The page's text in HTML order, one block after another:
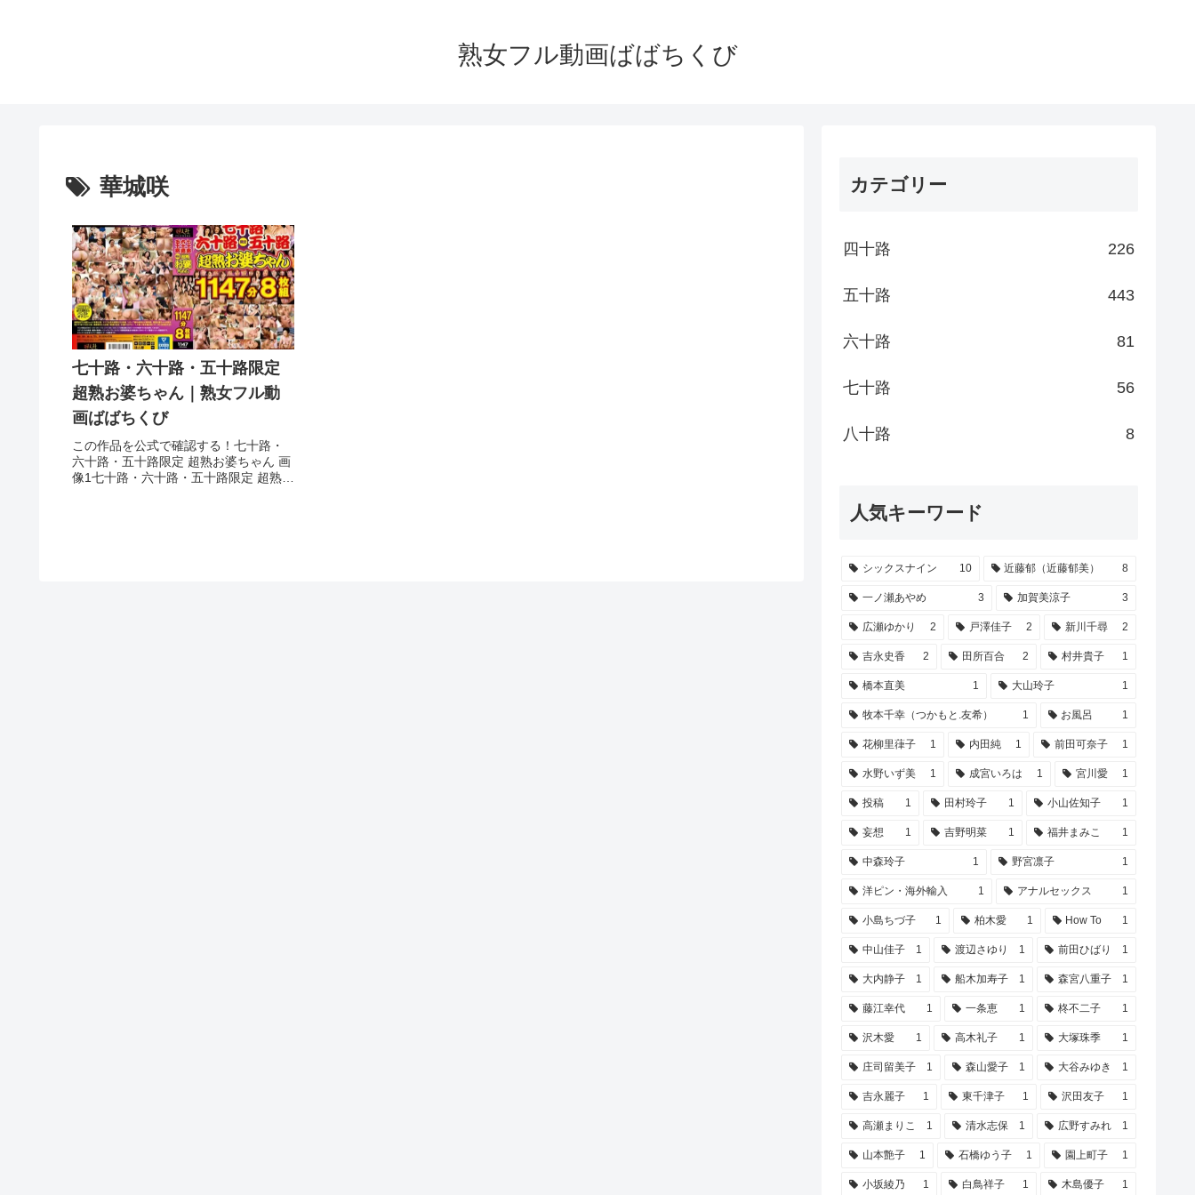
熟女フル動画ばばちくび
華城咲
七十路・六十路・五十路限定
超熟お婆ちゃん｜熟女フル動
画ばばちくび
この作品を公式で確認する！七十路・
六十路・五十路限定 超熟お婆ちゃん 画
像1七十路・六十路・五十路限定 超熟お
カテゴリー
四十路 226
五十路 443
六十路 81
七十路 56
八十路 8
人気キーワード
シックスナイン 10 近藤郁（近藤郁美） 8
一ノ瀬あやめ 3 加賀美涼子 3
広瀬ゆかり 2 戸澤佳子 2 新川千尋 2
吉永史香 2 田所百合 2 村井貴子 1
橋本直美 1 大山玲子 1
牧本千幸（つかもと.友希） 1 お風呂 1
花柳里葎子 1 内田純 1 前田可奈子 1
水野いず美 1 成宮いろは 1 宮川愛 1
投稿 1 田村玲子 1 小山佐知子 1
妄想 1 吉野明菜 1 福井まみこ 1
中森玲子 1 野宮凛子 1
洋ピン・海外輸入 1 アナルセックス 1
小島ちづ子 1 柏木愛 1 How To 1
中山佳子 1 渡辺さゆり 1 前田ひばり 1
大内静子 1 船木加寿子 1 森宮八重子 1
藤江幸代 1 一条恵 1 柊不二子 1
沢木愛 1 高木礼子 1 大塚珠季 1
庄司留美子 1 森山愛子 1 大谷みゆき 1
吉永麗子 1 東千津子 1 沢田友子 1
高瀬まりこ 1 清水志保 1 広野すみれ 1
山本艶子 1 石橋ゆう子 1 園上町子 1
小坂綾乃 1 白鳥祥子 1 木島優子 1